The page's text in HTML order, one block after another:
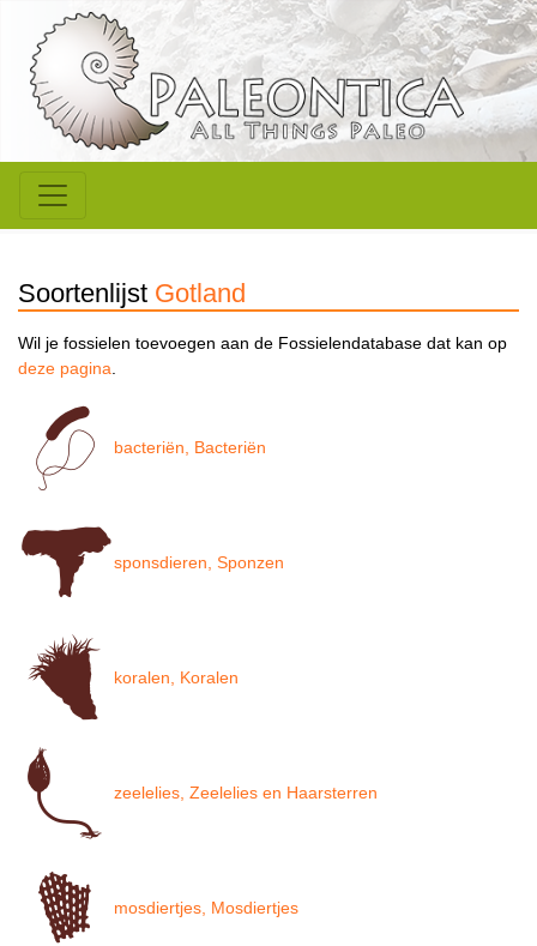
Soortenlijst Gotland
Wil je fossielen toevoegen aan de Fossielendatabase dat kan op
deze pagina.
bacteriën, Bacteriën
sponsdieren, Sponzen
koralen, Koralen
zeelelies, Zeelelies en Haarsterren
mosdiertjes, Mosdiertjes